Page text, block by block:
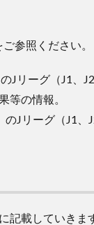
ご参照ください。
Jリーグ（J1、
等の情報。
Jリーグ（J1、
記載していきま